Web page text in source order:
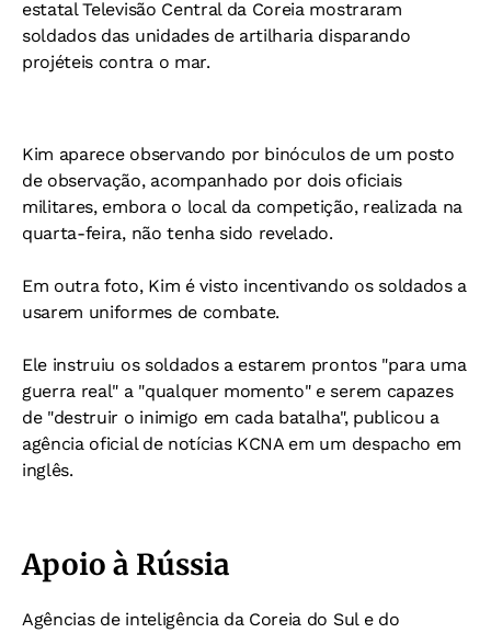
estatal Televisão Central da Coreia mostraram
soldados das unidades de artilharia disparando
projéteis contra o mar.
Kim aparece observando por binóculos de um posto
de observação, acompanhado por dois oficiais
militares, embora o local da competição, realizada na
quarta-feira, não tenha sido revelado.
Em outra foto, Kim é visto incentivando os soldados a
usarem uniformes de combate.
Ele instruiu os soldados a estarem prontos "para uma
guerra real" a "qualquer momento" e serem capazes
de "destruir o inimigo em cada batalha", publicou a
agência oficial de notícias KCNA em um despacho em
inglês.
Apoio à Rússia
Agências de inteligência da Coreia do Sul e do